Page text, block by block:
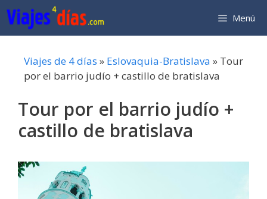
Saltar
al
contenido
Menú
Viajes de 4 días » Eslovaquia-Bratislava » Tour
por el barrio judío + castillo de bratislava
Tour por el barrio judío +
castillo de bratislava